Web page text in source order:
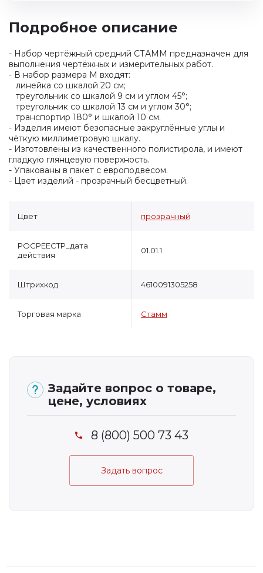
Подробное описание
- Набор чертёжный средний СТАММ предназначен для
выполнения чертёжных и измерительных работ.
- В набор размера M входят:
линейка со шкалой 20 см;
треугольник со шкалой 9 см и углом 45°;
треугольник со шкалой 13 см и углом 30°;
транспортир 180° и шкалой 10 см.
- Изделия имеют безопасные закруглённые углы и
чёткую миллиметровую шкалу.
- Изготовлены из качественного полистирола, и имеют
гладкую глянцевую поверхность.
- Упакованы в пакет с европодвесом.
- Цвет изделий - прозрачный бесцветный.
Цвет прозрачный
РОСРЕЕСТР_дата
действия
01.01.1
Штрихкод 4610091305258
Торговая марка Стамм
Задайте вопрос о товаре,
цене, условиях
8 (800) 500 73 43
Задать вопрос